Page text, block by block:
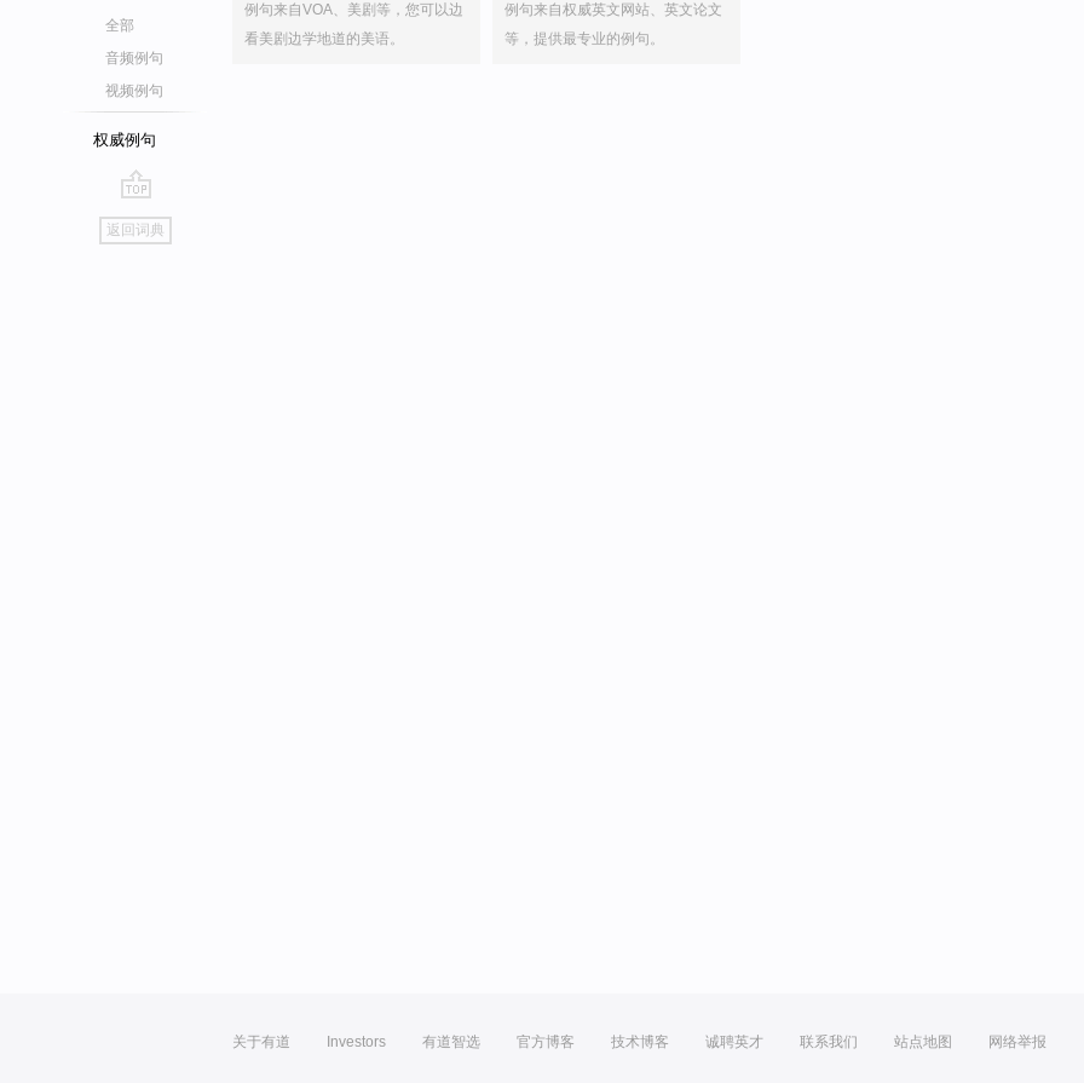
全部
音频例句
视频例句
权威例句
go
top
返回词典
例句来自VOA、美剧等，您可以边
看美剧边学地道的美语。
例句来自权威英文网站、英文论文
等，提供最专业的例句。
关于有道 Investors 有道智选 官方博客 技术博客 诚聘英才 联系我们 站点地图 网络举报